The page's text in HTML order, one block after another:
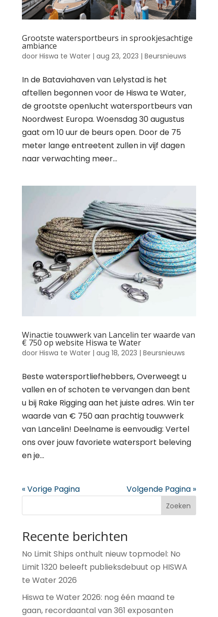
Grootste watersportbeurs in sprookjesachtige
ambiance
door Hiswa te Water| aug 23, 2023 | Beursnieuws
In de Bataviahaven van Lelystad is het
aftellen begonnen voor de Hiswa te Water,
de grootste openlucht watersportbeurs van
Noordwest Europa. Woensdag 30 augustus
gaat om 10 uur de beurs open. Door de 75
meter lange entreetent zullen in vijf dagen
naar verwachting meer...
Winactie touwwerk van Lancelin ter waarde van
€ 750 op website Hiswa te Water
door Hiswa te Water| aug 18, 2023 | Beursnieuws
Beste watersportliefhebbers, Overweegt u
vallen en of schoten te vervangen dan bent
u bij Rake Rigging aan het juiste adres. Win ter
waarde van € 750 aan prachtig touwwerk
van Lancelin! Deelname is eenvoudig: Vertel
ons over jouw favoriete watersport beleving
en je...
« Vorige Pagina Volgende Pagina »
Zoeken
Recente berichten
No Limit Ships onthult nieuw topmodel: No
Limit 1320 beleeft publieksdebuut op HISWA
te Water 2026
Hiswa te Water 2026: nog één maand te
gaan, recordaantal van 361 exposanten